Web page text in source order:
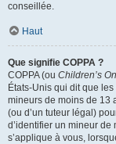
conseillée.
Haut
Que signifie COPPA ?
COPPA (ou Children’s
États-Unis qui dit que
mineurs de moins de 13
(ou d’un tuteur légal)
d’identifier un mineur de
s’applique à vous,